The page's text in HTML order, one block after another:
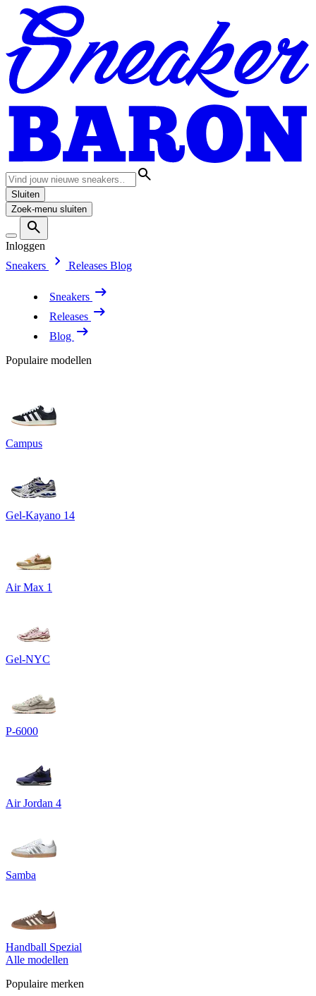
Sluiten
Zoek-menu sluiten
Inloggen
Sneakers
Releases Blog
Sneakers
Releases
Blog
Populaire modellen
Campus
Gel-Kayano 14
Air Max 1
Gel-NYC
P-6000
Air Jordan 4
Samba
Handball Spezial
Alle modellen
Populaire merken